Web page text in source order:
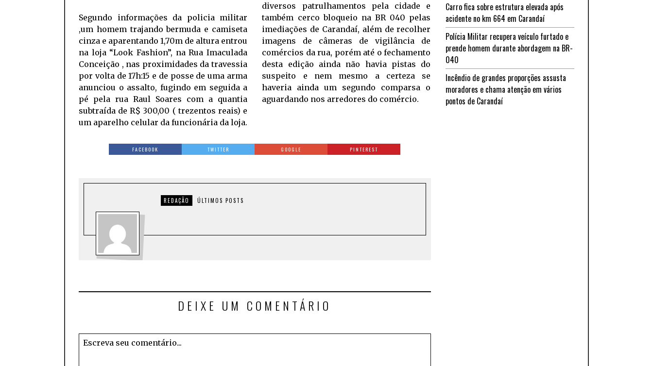
Segundo informações da policia militar
,um homem trajando bermuda e camiseta
cinza e aparentando 1,70m de altura entrou
na loja “Look Fashion”, na Rua Imaculada
Conceição , nas proximidades da travessia
por volta de 17h:15 e de posse de uma arma
anunciou o assalto, fugindo em seguida a
pé pela rua Raul Soares com a quantia
subtraída de R$ 300,00 ( trezentos reais) e
um aparelho celular da funcionária da loja.
diversos patrulhamentos pela cidade e
também cerco bloqueio na BR 040 pelas
imediações de Carandaí, além de recolher
imagens de câmeras de vigilância de
comércios da rua, porém até o fechamento
desta edição ainda não havia pistas do
suspeito e nem mesmo a certeza se
haveria ainda um segundo comparsa o
aguardando nos arredores do comércio.
FACEBOOK TWITTER GOOGLE PINTEREST
REDAÇÃO ÚLTIMOS POSTS
DEIXE UM COMENTÁRIO
Carro fica sobre estrutura elevada após
acidente no km 664 em Carandaí
Polícia Militar recupera veículo furtado e
prende homem durante abordagem na BR-
040
Incêndio de grandes proporções assusta
moradores e chama atenção em vários
pontos de Carandaí